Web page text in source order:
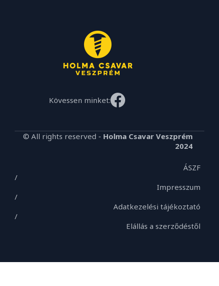
Kövessen minket:
© All rights reserved - Holma Csavar Veszprém
2024
ÁSZF
/
Impresszum
/
Adatkezelési tájékoztató
/
Elállás a szerződéstől